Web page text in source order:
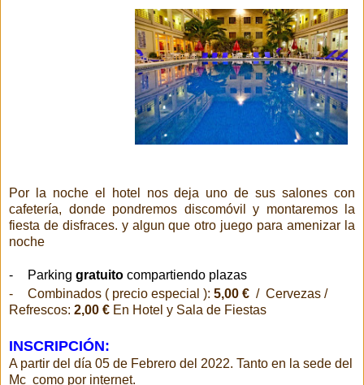
Por la noche el hotel nos deja uno de sus salones con
cafetería, donde pondremos discomóvil y montaremos la
fiesta de disfraces. y algun que otro juego para amenizar la
noche
- Parking gratuito compartiendo plazas
-
Combinados ( precio especial ): 5,00 € / Cervezas /
Refrescos: 2,00 € En Hotel y Sala de Fiestas
INSCRIPCIÓN:
A partir del día 05 de Febrero del 2022. Tanto en la sede del
Mc como por internet.